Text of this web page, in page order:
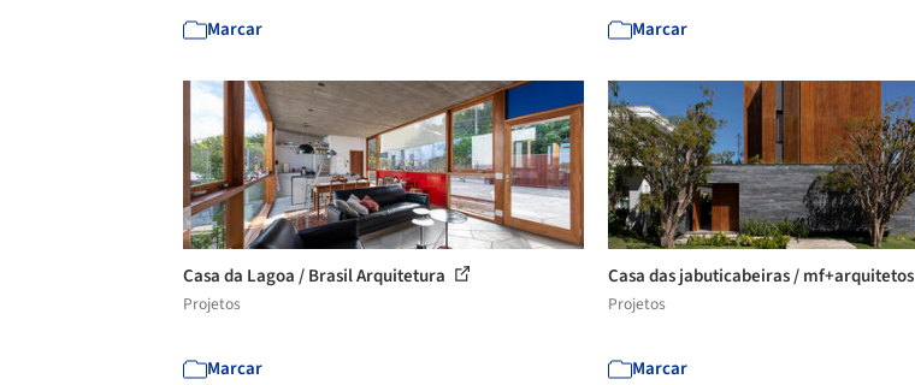
Marcar Marcar
Casa da Lagoa / Brasil Arquitetura
Projetos
Marcar
Casa das jabuticabeiras / mf+arquitetos
Projetos
Marcar